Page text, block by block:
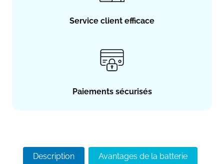
Service client efficace
Paiements sécurisés
Description Avantages de la batterie